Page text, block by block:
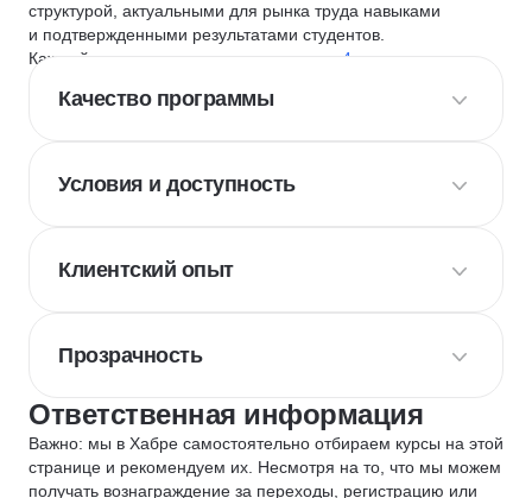
структурой, актуальными для рынка труда навыками
и подтвержденными результатами студентов.
Каждый курс и школу мы оцениваем по
4 критериям
Качество программы
Условия и доступность
Клиентский опыт
Прозрачность
Ответственная информация
Важно: мы в Хабре самостоятельно отбираем курсы на этой
странице и рекомендуем их. Несмотря на то, что мы можем
получать вознаграждение за переходы, регистрацию или